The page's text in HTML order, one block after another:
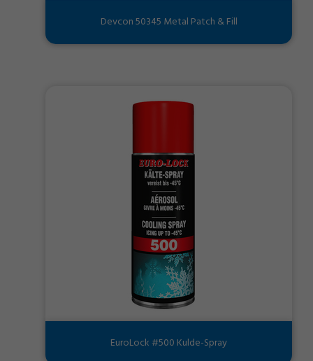
Devcon 50345 Metal Patch & Fill
EuroLock #500 Kulde-Spray